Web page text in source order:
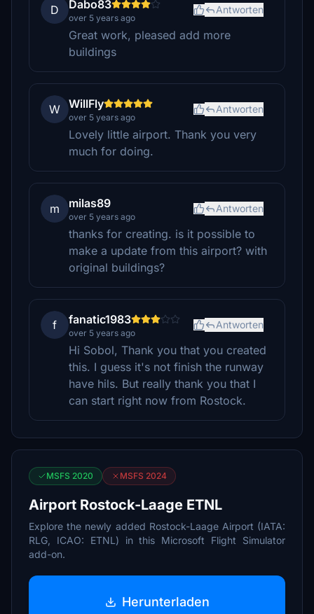
D Dabo83
over 5 years ago
Antworten
Great work, pleased add more
buildings
W WillFly
over 5 years ago
Antworten
Lovely little airport. Thank you very
much for doing.
m milas89
over 5 years ago
Antworten
thanks for creating. is it possible to
make a update from this airport? with
original buildings?
f fanatic1983
over 5 years ago
Antworten
Hi Sobol, Thank you that you created
this. I guess it's not finish the runway
have hils. But really thank you that I
can start right now from Rostock.
MSFS 2020 MSFS 2024
Airport Rostock-Laage ETNL
Explore the newly added Rostock-Laage Airport (IATA:
RLG, ICAO: ETNL) in this Microsoft Flight Simulator
add-on.
Herunterladen